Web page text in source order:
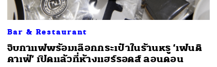
Bar & Restaurant
จิบกาแฟพร้อมเลือกกระเป๋าในร้านหรู ‘เฟนดิ
คาเฟ่’ เปิดแล้วที่ห้างแฮร์รอดส์ ลอนดอน